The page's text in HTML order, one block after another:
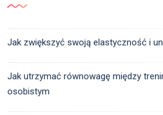
Jak zwiększyć swoją elastyczność i
Jak utrzymać równowagę między
osobistym